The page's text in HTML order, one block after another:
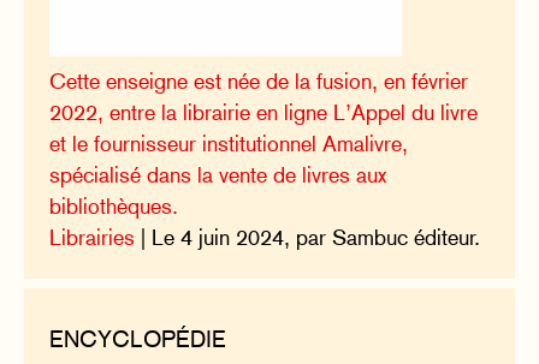
Cette enseigne est née de la fusion, en février
2022, entre la librairie en ligne L’Appel du livre
et le fournisseur institutionnel Amalivre,
spécialisé dans la vente de livres aux
bibliothèques.
Librairies | Le 4 juin 2024, par Sambuc éditeur.
ENCYCLOPÉDIE